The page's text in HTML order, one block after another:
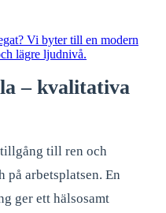
Vi byter till en modern
lägre ljudnivå.
– kvalitativa
till ren och
på arbetsplatsen. En
ger ett hälsosamt